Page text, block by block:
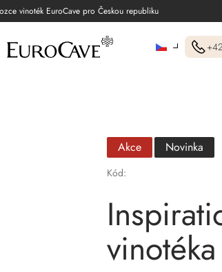
vinoték EuroCave pro Českou republiku
Akce Novinka
Kód: